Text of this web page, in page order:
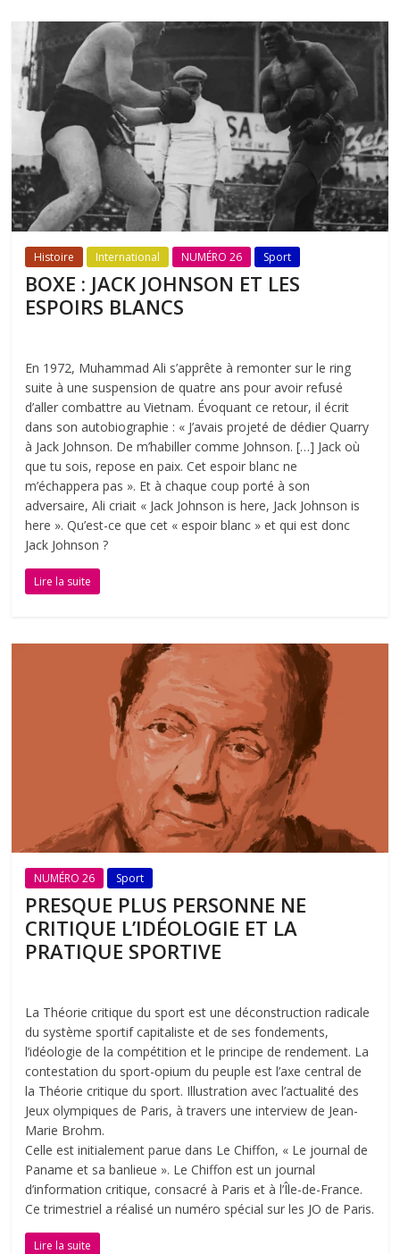
Histoire International NUMÉRO 26 Sport
BOXE : JACK JOHNSON ET LES
ESPOIRS BLANCS
En 1972, Muhammad Ali s’apprête à remonter sur le ring
suite à une suspension de quatre ans pour avoir refusé
d’aller combattre au Vietnam. Évoquant ce retour, il écrit
dans son autobiographie : « J’avais projeté de dédier Quarry
à Jack Johnson. De m’habiller comme Johnson. […] Jack où
que tu sois, repose en paix. Cet espoir blanc ne
m’échappera pas ». Et à chaque coup porté à son
adversaire, Ali criait « Jack Johnson is here, Jack Johnson is
here ». Qu’est-ce que cet « espoir blanc » et qui est donc
Jack Johnson ?
Lire la suite
NUMÉRO 26 Sport
PRESQUE PLUS PERSONNE NE
CRITIQUE L’IDÉOLOGIE ET LA
PRATIQUE SPORTIVE
La Théorie critique du sport est une déconstruction radicale
du système sportif capitaliste et de ses fondements,
l’idéologie de la compétition et le principe de rendement. La
contestation du sport-opium du peuple est l’axe central de
la Théorie critique du sport. Illustration avec l’actualité des
Jeux olympiques de Paris, à travers une interview de Jean-
Marie Brohm.
Celle est initialement parue dans Le Chiffon, « Le journal de
Paname et sa banlieue ». Le Chiffon est un journal
d’information critique, consacré à Paris et à l’Île-de-France.
Ce trimestriel a réalisé un numéro spécial sur les JO de Paris.
Lire la suite